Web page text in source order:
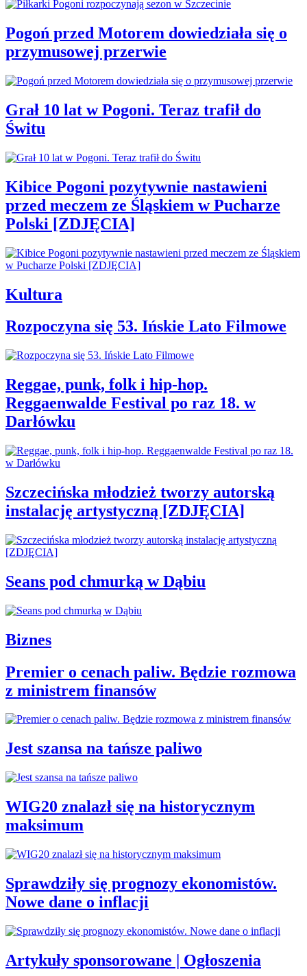
Pogoń przed Motorem dowiedziała się o
przymusowej przerwie
Grał 10 lat w Pogoni. Teraz trafił do
Świtu
Kibice Pogoni pozytywnie nastawieni
przed meczem ze Śląskiem w Pucharze
Polski [ZDJĘCIA]
Kultura
Rozpoczyna się 53. Ińskie Lato Filmowe
Reggae, punk, folk i hip-hop.
Reggaenwalde Festival po raz 18. w
Darłówku
Szczecińska młodzież tworzy autorską
instalację artystyczną [ZDJĘCIA]
Seans pod chmurką w Dąbiu
Biznes
Premier o cenach paliw. Będzie rozmowa
z ministrem finansów
Jest szansa na tańsze paliwo
WIG20 znalazł się na historycznym
maksimum
Sprawdziły się prognozy ekonomistów.
Nowe dane o inflacji
Artykuły sponsorowane | Ogłoszenia